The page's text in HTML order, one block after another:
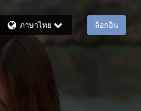
ภาษาไทย ล็อกอิน